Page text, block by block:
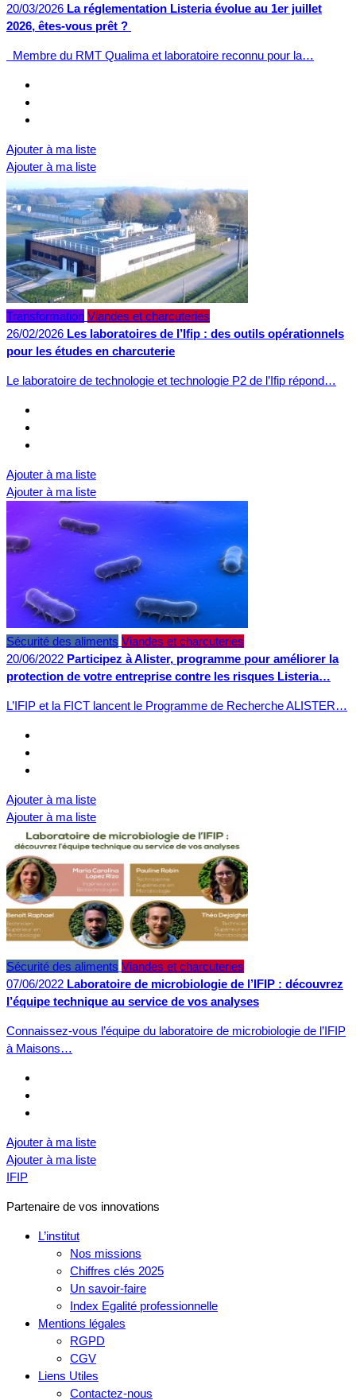
20/03/2026 La réglementation Listeria évolue au 1er juillet
2026, êtes-vous prêt ?
Membre du RMT Qualima et laboratoire reconnu pour la…
Ajouter à ma liste
Ajouter à ma liste
Transformation Viandes et charcuteries
26/02/2026 Les laboratoires de l’Ifip : des outils opérationnels
pour les études en charcuterie
Le laboratoire de technologie et technologie P2 de l’Ifip répond…
Ajouter à ma liste
Ajouter à ma liste
Sécurité des aliments Viandes et charcuteries
20/06/2022 Participez à Alister, programme pour améliorer la
protection de votre entreprise contre les risques Listeria…
L’IFIP et la FICT lancent le Programme de Recherche ALISTER…
Ajouter à ma liste
Ajouter à ma liste
Sécurité des aliments Viandes et charcuteries
07/06/2022 Laboratoire de microbiologie de l’IFIP : découvrez
l’équipe technique au service de vos analyses
Connaissez-vous l’équipe du laboratoire de microbiologie de l’IFIP
à Maisons…
Ajouter à ma liste
Ajouter à ma liste
IFIP
Partenaire de vos innovations
L’institut
Nos missions
Chiffres clés 2025
Un savoir-faire
Index Egalité professionnelle
Mentions légales
RGPD
CGV
Liens Utiles
Contactez-nous